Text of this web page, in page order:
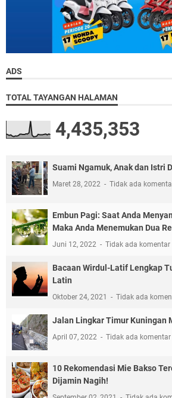
ADS
TOTAL TAYANGAN HALAMAN
4,435,353
Suami Ngamuk, Anak dan Istri
Maret 28, 2022 Tidak ada
Embun Pagi: Saat Anda
Maka Anda Menemukan Dua
Juni 12, 2022 Tidak ada komentar
Bacaan Wirdul-Latif Lengkap
Latin
Oktober 24, 2021 Tidak ada
Jalan Lingkar Timur Kuningan
April 07, 2022 Tidak ada komentar
10 Rekomendasi Mie Bakso
Dijamin Nagih!